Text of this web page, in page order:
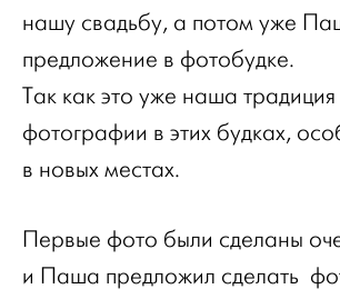
нашу свадьбу, а потом уже
предложение в фотобудке.
Так как это уже наша
фотографии в этих будках,
в новых местах.
Первые фото были сделаны
и Паша предложил сделать